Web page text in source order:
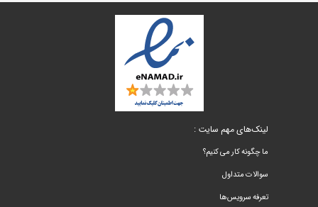
لینک‌های مهم سایت :
ما چگونه کار می کنیم؟
سوالات متداول
تعرفه سرویس‌ها